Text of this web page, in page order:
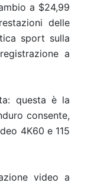
a $24,99
delle
sport sulla
a
questa è la
consente,
4K60 e 115
video a